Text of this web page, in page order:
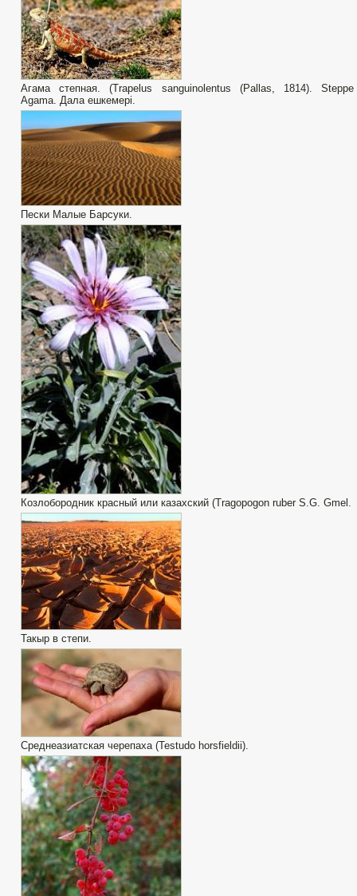
Агама степная. (Trapelus sanguinolentus (Pallas, 1814). Steppe
Agama. Дала ешкемері.
Пески Малые Барсуки.
Козлобородник красный или казахский (Tragopogon ruber S.G. Gmel.
Такыр в степи.
Среднеазиатская черепаха (Testudo horsfieldii).